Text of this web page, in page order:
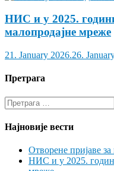
НИС и у 2025.
малопродајне мреже
21. January 2026.26.
Претрага
Најновије вести
Отворене пријаве
НИС и у 2025.